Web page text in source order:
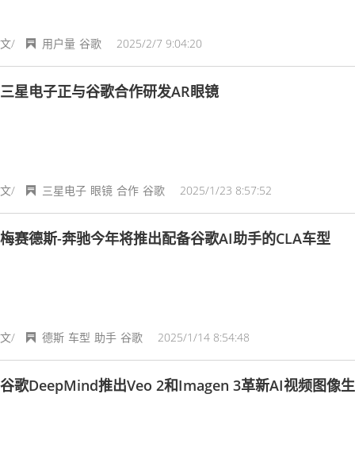
文/ 2025/2/7 9:04:20
用户量 谷歌
三星电子正与谷歌合作研发AR眼镜
文/ 2025/1/23 8:57:52
三星电子 眼镜 合作 谷歌
梅赛德斯-奔驰今年将推出配备谷歌AI助手的CLA车型
文/ 2025/1/14 8:54:48
德斯 车型 助手 谷歌
谷歌DeepMind推出Veo 2和Imagen 3革新AI视频图像